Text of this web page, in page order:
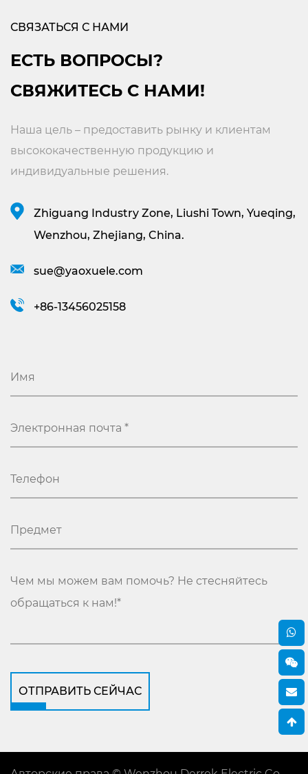
СВЯЗАТЬСЯ С НАМИ
ЕСТЬ ВОПРОСЫ?
СВЯЖИТЕСЬ С НАМИ!
Наша цель – предоставить рынку и клиентам
высококачественную продукцию и
индивидуальные решения.
Zhiguang Industry Zone, Liushi Town, Yueqing,
Wenzhou, Zhejiang, China.
sue@yaoxuele.com
+86-13456025158
ОТПРАВИТЬ СЕЙЧАС